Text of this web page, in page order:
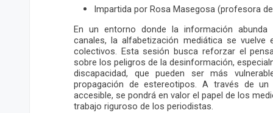
Impartida por Rosa Masegosa (profesora
En un entorno donde la información
canales, la alfabetización mediática se vuelve
colectivos. Esta sesión busca reforzar el
sobre los peligros de la desinformación,
discapacidad, que pueden ser más
propagación de estereotipos. A través de
accesible, se pondrá en valor el papel de los
trabajo riguroso de los periodistas.